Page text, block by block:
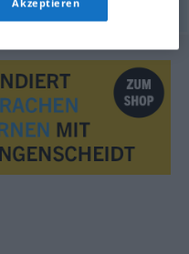
Akzeptieren